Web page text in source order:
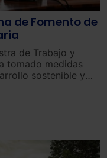
de Fomento de
de Trabajo y
tomado medidas
sostenible y
la Economía Social